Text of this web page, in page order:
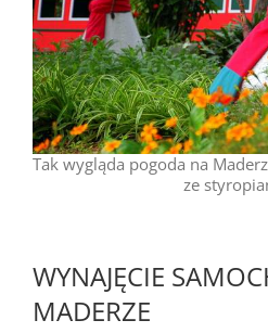
Tak wygląda pogoda na
ze
WYNAJĘCIE
MADERZE